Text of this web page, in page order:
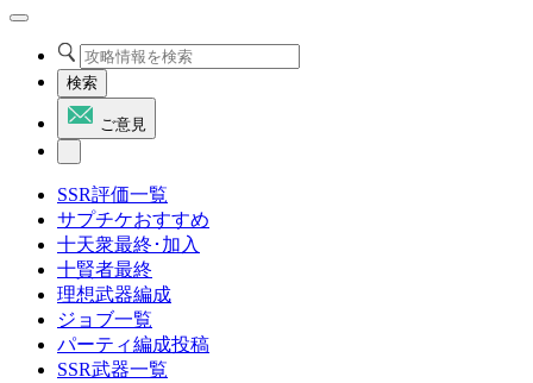
検索
ご意見
SSR評価一覧
サプチケおすすめ
十天衆最終･加入
十賢者最終
理想武器編成
ジョブ一覧
パーティ編成投稿
SSR武器一覧